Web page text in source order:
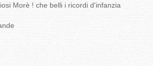
Morè ! che belli i ricordi d'infanzia